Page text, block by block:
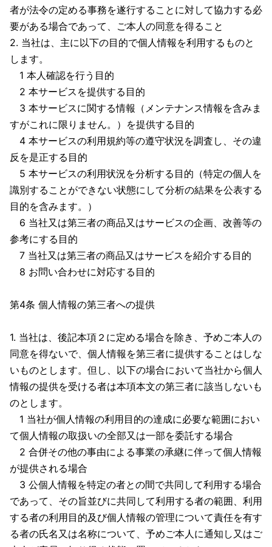
者が法令の定める事務を遂行することに対して協力する必
要がある場合であって、ご本人の同意を得ること
2. 当社は、主に以下の目的で個人情報を利用するものと
します。
1 本人確認を行う目的
2 本サービスを提供する目的
3 本サービスに関する情報（メンテナンス情報を含みま
すがこれに限りません。）を提供する目的
4 本サービスの利用規約等の遵守状況を調査し、その違
反を是正する目的
5 本サービスの利用状況を分析する目的（特定の個人を
識別することができない状態にして分析の結果を公表する
目的を含みます。）
6 当社又は第三者の商品又はサービスの企画、改善等の
参考にする目的
7 当社又は第三者の商品又はサービスを紹介する目的
8 お問い合わせに対応する目的
第4条 個人情報の第三者への提供
1. 当社は、後記本項２に定める場合を除き、予めご本人の
同意を得ないで、個人情報を第三者に提供することはしな
いものとします。但し、以下の場合において当社から個人
情報の提供を受ける者は本項本文の第三者に該当しないも
のとします。
1 当社が個人情報の利用目的の達成に必要な範囲におい
て個人情報の取扱いの全部又は一部を委託する場合
2 合併その他の事由による事業の承継に伴って個人情報
が提供される場合
3 公個人情報を特定の者との間で共同して利用する場合
であって、その旨並びに共同して利用する者の範囲、利用
する者の利用目的及び個人情報の管理について責任を有す
る者の氏名又は名称について、予めご本人に通知し又はご